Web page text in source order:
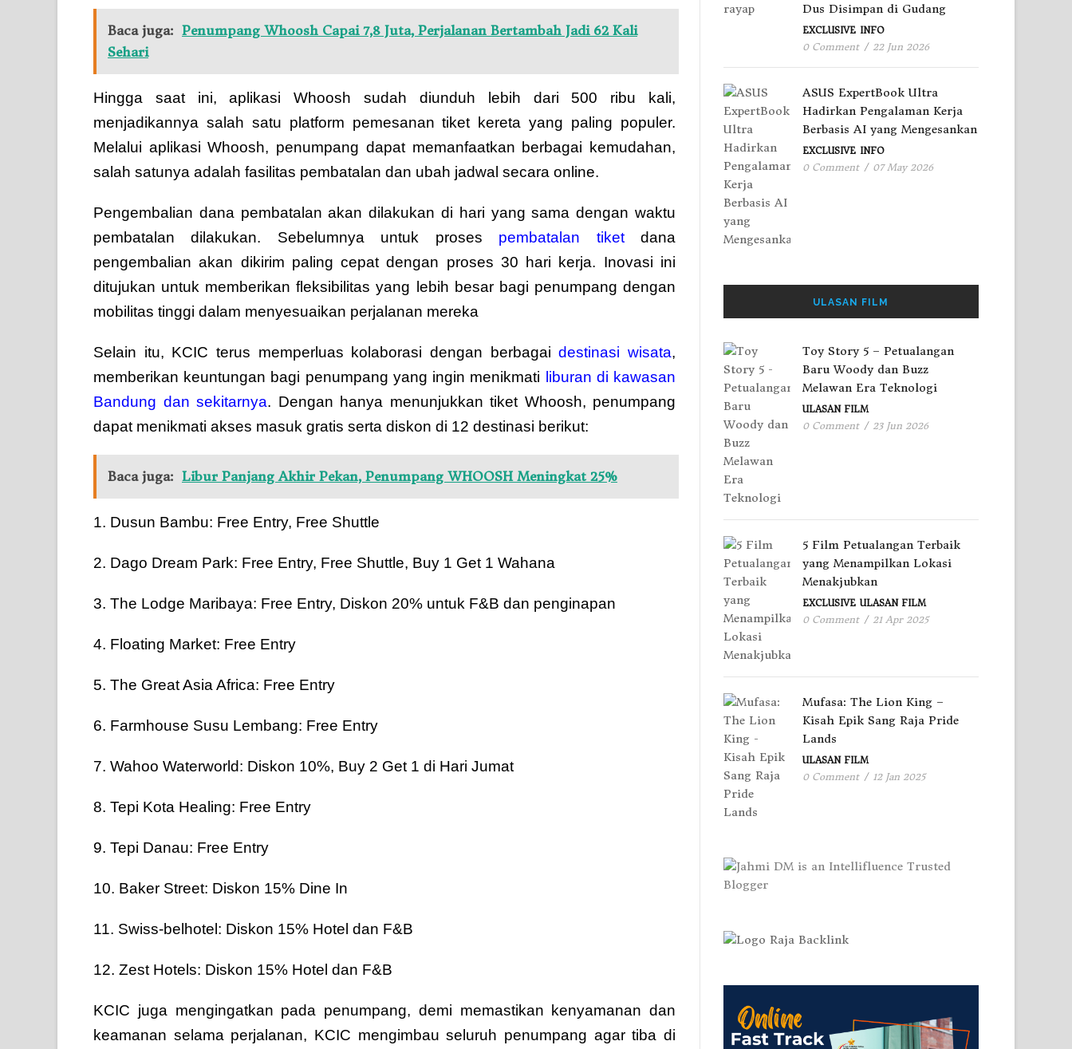
Baca juga: Penumpang Whoosh Capai 7,8 Juta, Perjalanan Bertambah Jadi 62 Kali
Sehari
Hingga saat ini, aplikasi Whoosh sudah diunduh lebih dari 500 ribu kali,
menjadikannya salah satu platform pemesanan tiket kereta yang paling populer.
Melalui aplikasi Whoosh, penumpang dapat memanfaatkan berbagai kemudahan,
salah satunya adalah fasilitas pembatalan dan ubah jadwal secara online.
Pengembalian dana pembatalan akan dilakukan di hari yang sama dengan waktu
pembatalan dilakukan. Sebelumnya untuk proses pembatalan tiketdana
pengembalian akan dikirim paling cepat dengan proses 30 hari kerja. Inovasi ini
ditujukan untuk memberikan fleksibilitas yang lebih besar bagi penumpang dengan
mobilitas tinggi dalam menyesuaikan perjalanan mereka
Selain itu, KCIC terus memperluas kolaborasi dengan berbagaidestinasi wisata,
memberikan keuntungan bagi penumpang yang ingin menikmati
liburan di kawasan
Bandung dan sekitarnya. Dengan hanya menunjukkan tiket Whoosh, penumpang
dapat menikmati akses masuk gratis serta diskon di 12 destinasi berikut:
Baca juga: Libur Panjang Akhir Pekan, Penumpang WHOOSH Meningkat 25%
1. Dusun Bambu: Free Entry, Free Shuttle
2. Dago Dream Park: Free Entry, Free Shuttle, Buy 1 Get 1 Wahana
3. The Lodge Maribaya: Free Entry, Diskon 20% untuk F&B dan penginapan
4. Floating Market: Free Entry
5. The Great Asia Africa: Free Entry
6. Farmhouse Susu Lembang: Free Entry
7. Wahoo Waterworld: Diskon 10%, Buy 2 Get 1 di Hari Jumat
8. Tepi Kota Healing: Free Entry
9. Tepi Danau: Free Entry
10. Baker Street: Diskon 15% Dine In
11. Swiss-belhotel: Diskon 15% Hotel dan F&B
12. Zest Hotels: Diskon 15% Hotel dan F&B
KCIC juga mengingatkan pada penumpang, demi memastikan kenyamanan dan
keamanan selama perjalanan, KCIC mengimbau seluruh penumpang agar tiba di
Dus Disimpan di Gudang
EXCLUSIVE INFO
0 Comment / 22 Jun 2026
ASUS ExpertBook Ultra
Hadirkan Pengalaman Kerja
Berbasis AI yang Mengesankan
EXCLUSIVE INFO
0 Comment / 07 May 2026
ULASAN FILM
Toy Story 5 – Petualangan
Baru Woody dan Buzz
Melawan Era Teknologi
ULASAN FILM
0 Comment / 23 Jun 2026
5 Film Petualangan Terbaik
yang Menampilkan Lokasi
Menakjubkan
EXCLUSIVE ULASAN FILM
0 Comment / 21 Apr 2025
Mufasa: The Lion King –
Kisah Epik Sang Raja Pride
Lands
ULASAN FILM
0 Comment / 12 Jan 2025